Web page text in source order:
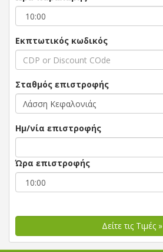
Εκπτωτικός κωδικός
Σταθμός επιστροφής
Ημ/νία επιστροφής
Ώρα επιστροφής
Δείτε τις Τιμές »